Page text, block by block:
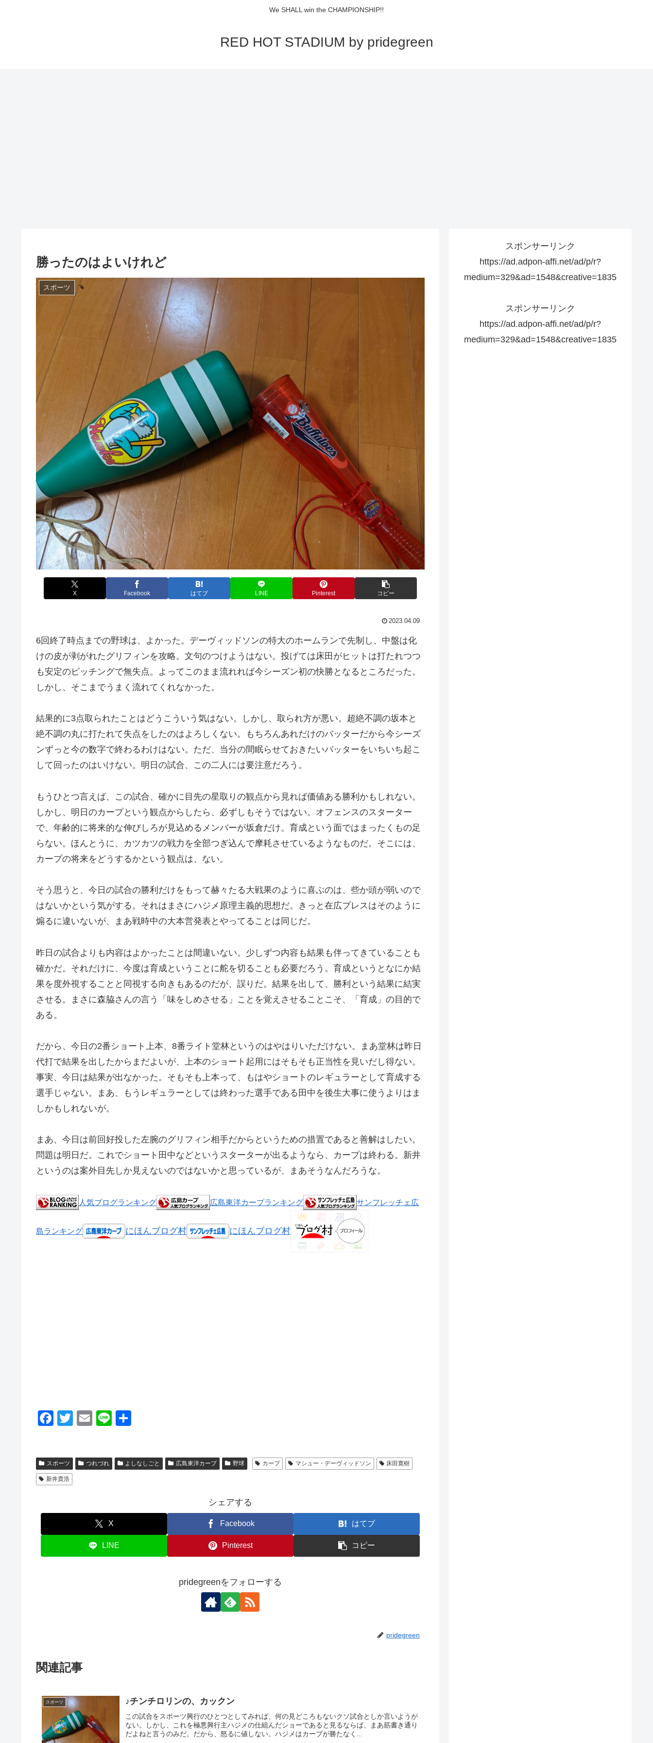
We SHALL win the CHAMPIONSHIP!!
RED HOT STADIUM by pridegreen
勝ったのはよいけれど
スポーツ
X Facebook はてブ LINE Pinterest コピー
2023.04.09
6回終了時点までの野球は、よかった。デーヴィッドソンの特大のホームランで先制し、中盤は化
けの皮が剥がれたグリフィンを攻略。文句のつけようはない。投げては床田がヒットは打たれつつ
も安定のピッチングで無失点。よってこのまま流れれば今シーズン初の快勝となるところだった。
しかし、そこまでうまく流れてくれなかった。
結果的に3点取られたことはどうこういう気はない。しかし、取られ方が悪い。超絶不調の坂本と
絶不調の丸に打たれて失点をしたのはよろしくない。もちろんあれだけのバッターだから今シーズ
ンずっと今の数字で終わるわけはない。ただ、当分の間眠らせておきたいバッターをいちいち起こ
して回ったのはいけない。明日の試合、この二人には要注意だろう。
もうひとつ言えば、この試合、確かに目先の星取りの観点から見れば価値ある勝利かもしれない。
しかし、明日のカープという観点からしたら、必ずしもそうではない。オフェンスのスターター
で、年齢的に将来的な伸びしろが見込めるメンバーが坂倉だけ。育成という面ではまったくもの足
らない。ほんとうに、カツカツの戦力を全部つぎ込んで摩耗させているようなものだ。そこには、
カープの将来をどうするかという観点は、ない。
そう思うと、今日の試合の勝利だけをもって赫々たる大戦果のように喜ぶのは、些か頭が弱いので
はないかという気がする。それはまさにハジメ原理主義的思想だ。きっと在広プレスはそのように
煽るに違いないが、まあ戦時中の大本営発表とやってることは同じだ。
昨日の試合よりも内容はよかったことは間違いない。少しずつ内容も結果も伴ってきていることも
確かだ。それだけに、今度は育成ということに舵を切ることも必要だろう。育成というとなにか結
果を度外視することと同視する向きもあるのだが、誤りだ。結果を出して、勝利という結果に結実
させる。まさに森脇さんの言う「味をしめさせる」ことを覚えさせることこそ、「育成」の目的で
ある。
だから、今日の2番ショート上本、8番ライト堂林というのはやはりいただけない。まあ堂林は昨日
代打で結果を出したからまだよいが、上本のショート起用にはそもそも正当性を見いだし得ない。
事実、今日は結果が出なかった。そもそも上本って、もはやショートのレギュラーとして育成する
選手じゃない。まあ、もうレギュラーとしては終わった選手である田中を後生大事に使うよりはま
しかもしれないが。
まあ、今日は前回好投した左腕のグリフィン相手だからというための措置であると善解はしたい。
問題は明日だ。これでショート田中などというスターターが出るようなら、カープは終わる。新井
というのは案外目先しか見えないのではないかと思っているが、まあそうなんだろうな。
人気ブログランキング 広島東洋カープランキング サンフレッチェ広
島ランキング にほんブログ村 にほんブログ村
F
e
b
o
T
er
E
Li
スポーツ つれづれ よしなしごと 広島東洋カープ 野球 カープ マシュー・デーヴィッドソン 床田寛樹
新井貴浩
シェアする
X Facebook はてブ
LINE Pinterest コピー
pridegreenをフォローする
pridegreen
関連記事
スポーツ ♪チンチロリンの、カックン
この試合をスポーツ興行のひとつとしてみれば、何の見どころもないクソ試合としか言いようが
ない。しかし、これを極悪興行主ハジメの仕組んだショーであると見るならば、まあ筋書き通り
だよねと言うのみだ。だから、怒るに値しない。ハジメはカープが勝たなく...
スポンサーリンク
https://ad.adpon-affi.net/ad/p/r?
medium=329&ad=1548&creative=1835
スポンサーリンク
https://ad.adpon-affi.net/ad/p/r?
medium=329&ad=1548&creative=1835